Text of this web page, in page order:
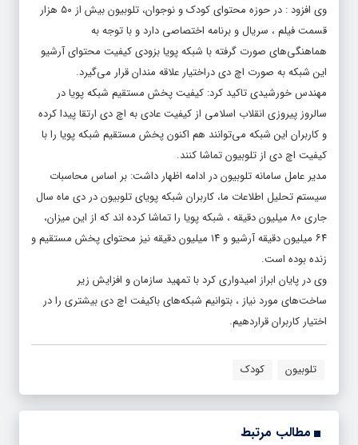
وی افزود : در حوزه محتوای کودک و نوجوان، تلوبیون بیش از ۵۰ هزار
قسمت فیلم ، سریال و برنامه اختصاصی دارد و با توجه به
هماهنگی‌های صورت گرفته با شبکه پویا بزودی کیفیت محتوای آرشیو
این شبکه به صورت اچ دی دراختیار علاقه مندان قرار می‌گیرد.
مهندس خورشیدی تاکید کرد: کیفیت پخش مستقیم شبکه پویا در
سالروز پیروزی انقلاب اسلامی از کیفیت عادی به اچ دی ارتقا پیدا کرده
و کاربران این شبکه می‌توانند هم اکنون پخش مستقیم شبکه پویا را با
کیفیت اچ دی از تلوبیون تماشا کنند.
مدیر عامل سامانه تلوبیون در ادامه اظهار داشت: بر اساس محاسبات
سیستم تحلیل اطلاعات ما، کاربران شبکه پویای تلوبیون در دی ماه سال
جاری ۸۰ میلیون دقیقه ، شبکه پویا را تماشا کرده اند که از این میزان،
۶۴ میلیون دقیقه آرشیو و ۱۴ میلیون دقیقه نیز محتوای پخش مستقیم و
زنده بوده است.
وی در پایان ابراز امیدواری کرد با تمهید سازمان و افزایش زیر
ساخت‌های مورد نیاز ، بتوانیم شبکه‌های باکیفت اچ دی بیشتری را در
اختیار کاربران قراردهیم.
تلوبیون کودک
مطالب مرتبط